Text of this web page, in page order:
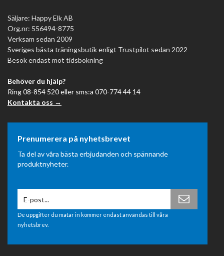
Säljare: Happy Elk AB
Org.nr: 556494-8775
Verksam sedan 2009
Sveriges bästa träningsbutik enligt Trustpilot sedan 2022
Besök endast mot tidsbokning
Behöver du hjälp?
Ring 08-854 520 eller sms:a 070-774 44 14
Kontakta oss →
Prenumerera på nyhetsbrevet
Ta del av våra bästa erbjudanden och spännande
produktnyheter.
De uppgifter du matar in kommer endast användas till våra
nyhetsbrev.